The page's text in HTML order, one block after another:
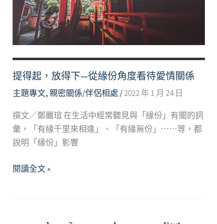
依
附
看
愛
情
關
係
中
的
自
提得起，放得下—從緣份角度看待愛情關係
主題專文,親密關係/伴侶相處 /2022 年 1 月 24 日
撰文／鄭麗瑄 在生活中經常聽見與「緣份」有關的詞
彙，「有緣千里來相逢」、「有緣無份」⋯⋯等，都
說明「緣份」影響
提
閱讀全文 »